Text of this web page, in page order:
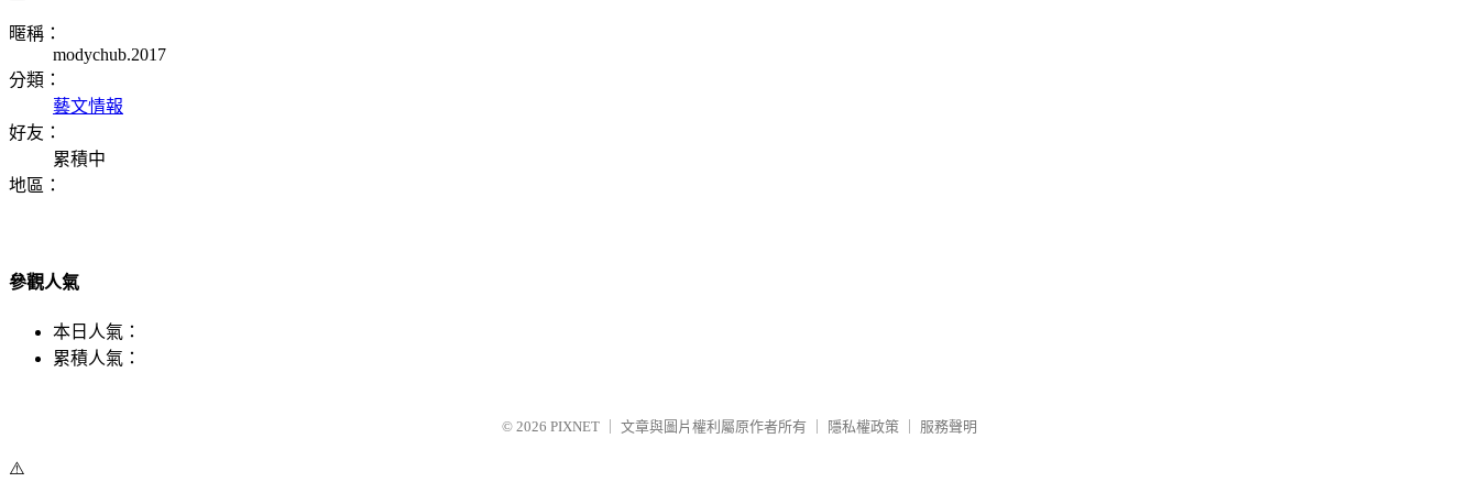
暱稱：
modychub.2017
分類：
藝文情報
好友：
累積中
地區：
參觀人氣
本日人氣：
累積人氣：
© 2026 PIXNET 文章與圖片權利屬原作者所有 隱私權政策 服務聲明
⚠️